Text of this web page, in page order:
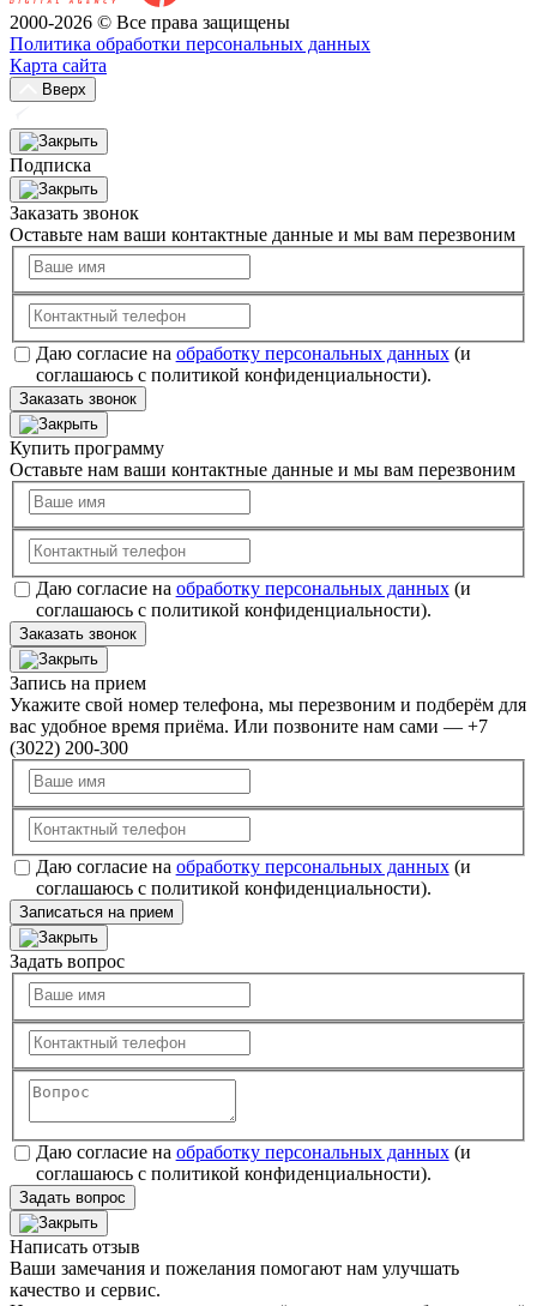
2000-2026 © Все права защищены
Политика обработки персональных данных
Карта сайта
Вверх
Подписка
Заказать звонок
Оставьте нам ваши контактные данные и мы вам перезвоним
Даю согласие на обработку персональных данных(и
соглашаюсь с политикой конфиденциальности).
Заказать звонок
Купить программу
Оставьте нам ваши контактные данные и мы вам перезвоним
Даю согласие на обработку персональных данных(и
соглашаюсь с политикой конфиденциальности).
Заказать звонок
Запись на прием
Укажите свой номер телефона, мы перезвоним и подберём для
вас удобное время приёма. Или позвоните нам сами — +7
(3022) 200-300
Даю согласие на обработку персональных данных(и
соглашаюсь с политикой конфиденциальности).
Записаться на прием
Задать вопрос
Даю согласие на обработку персональных данных(и
соглашаюсь с политикой конфиденциальности).
Задать вопрос
Написать отзыв
Ваши замечания и пожелания помогают нам улучшать
качество и сервис.